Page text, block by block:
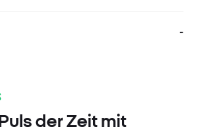
-
der Zeit mit